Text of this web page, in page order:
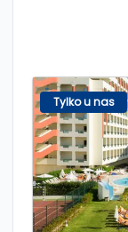
Tylko u nas